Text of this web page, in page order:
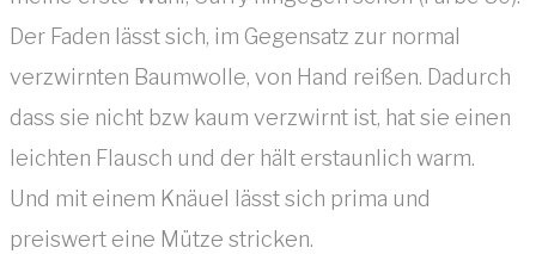
Der Faden lässt sich, im Gegensatz zur normal
verzwirnten Baumwolle, von Hand reißen. Dadurch
dass sie nicht bzw kaum verzwirnt ist, hat sie einen
leichten Flausch und der hält erstaunlich warm.
Und mit einem Knäuel lässt sich prima und
preiswert eine Mütze stricken.